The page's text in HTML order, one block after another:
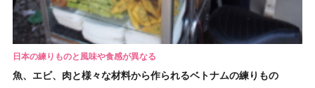
日本の練りものと風味や食感が異なる
魚、エビ、肉と様々な材料から作られるベトナムの練りもの